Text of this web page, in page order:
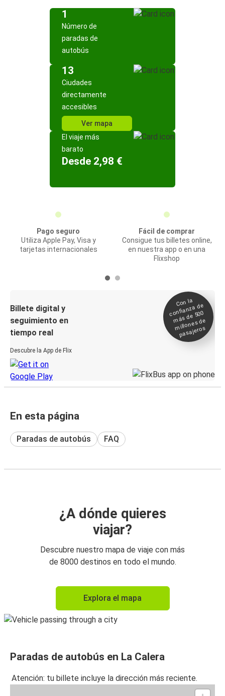
1
Número de
paradas de
autobús
13
Ciudades
directamente
accesibles
Ver mapa
El viaje más
barato
Desde 2,98 €
Pago seguro
Utiliza Apple Pay, Visa y
tarjetas internacionales
Fácil de comprar
Consigue tus billetes online,
en nuestra app o en una
Flixshop
Billete digital y
seguimiento en
tiempo real
Descubre la App de Flix
Con la
confianza de
más de 500
millones de
pasajeros
En esta página
Paradas de autobús FAQ
¿A dónde quieres
viajar?
Descubre nuestro mapa de viaje con más
de 8000 destinos en todo el mundo.
Explora el mapa
Paradas de autobús en La Calera
Atención: tu billete incluye la dirección más reciente.